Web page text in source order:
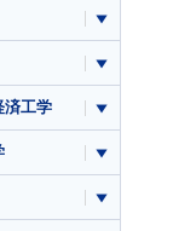
済工学